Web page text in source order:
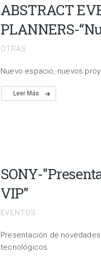
ABSTRACT
PLANNERS-
OTRAS
Nuevo espacio, nuevos
Leer Más
SONY-
VIP"
EVENTOS
Presentación de
tecnológicos.